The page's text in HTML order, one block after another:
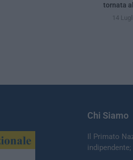
tornata
14
Chi Siamo
Il Primato
indipendente;